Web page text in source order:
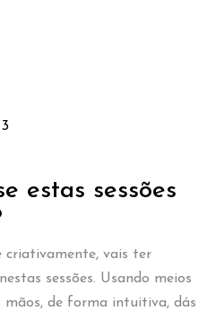
estas sessões
criativamente, vais ter
sessões. Usando meios
mãos, de forma intuitiva, dás